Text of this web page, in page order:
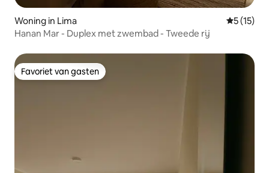
Woning in Lima
5 (15)
Hanan Mar - Duplex met zwembad - Tweede rij
Favoriet van gasten
Favoriet van gasten